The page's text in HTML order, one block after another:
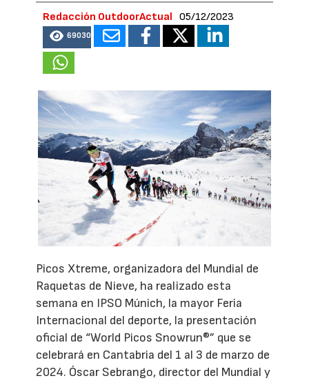
Redacción OutdoorActual 05/12/2023
69030
Picos Xtreme, organizadora del Mundial de
Raquetas de Nieve, ha realizado esta
semana en IPSO Múnich, la mayor Feria
Internacional del deporte, la presentación
oficial de “World Picos Snowrun®” que se
celebrará en Cantabria del 1 al 3 de marzo de
2024. Óscar Sebrango, director del Mundial y